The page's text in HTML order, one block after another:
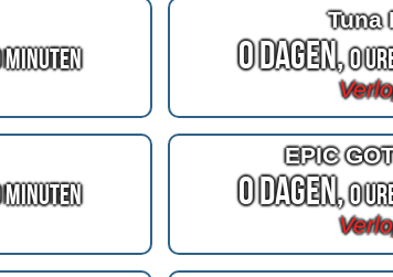
Minuten
Tuna
0 Dagen,0
Minuten
EPIC
0 Dagen,0